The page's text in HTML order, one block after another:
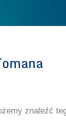
znaleźć